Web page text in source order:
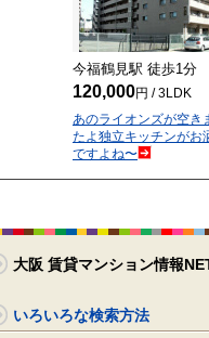
今福鶴見駅 徒歩1分
120,000円 / 3LDK
あのライオンズが空き
たよ独立キッチンがお
ですよね〜
大阪 賃貸マンション情報
いろいろな検索方法